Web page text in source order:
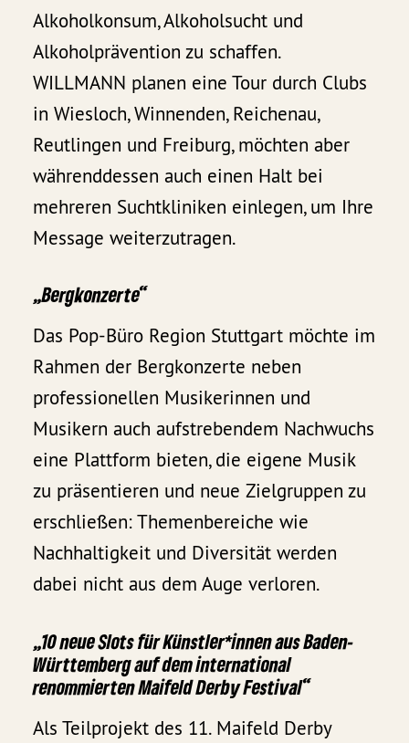
Alkoholkonsum, Alkoholsucht und
Alkoholprävention zu schaffen.
WILLMANN planen eine Tour durch Clubs
in Wiesloch, Winnenden, Reichenau,
Reutlingen und Freiburg, möchten aber
währenddessen auch einen Halt bei
mehreren Suchtkliniken einlegen, um Ihre
Message weiterzutragen.
„Bergkonzerte“
Das Pop-Büro Region Stuttgart möchte im
Rahmen der Bergkonzerte neben
professionellen Musikerinnen und
Musikern auch aufstrebendem Nachwuchs
eine Plattform bieten, die eigene Musik
zu präsentieren und neue Zielgruppen zu
erschließen: Themenbereiche wie
Nachhaltigkeit und Diversität werden
dabei nicht aus dem Auge verloren.
„10 neue Slots für Künstler*innen aus Baden-
Württemberg auf dem international
renommierten Maifeld Derby Festival“
Als Teilprojekt des 11. Maifeld Derby